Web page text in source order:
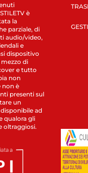
è
la
parziale, di
audio/video,
e
dispositivo
di
e tutto
non
non è
presenti sul
un
ad
qualora gli
oltraggiosi.